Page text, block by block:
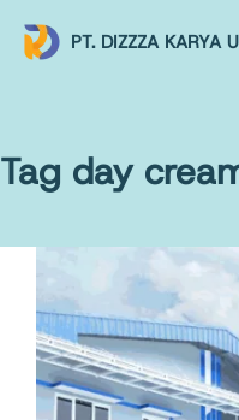
PT. DIZZZA KARYA
Tag day